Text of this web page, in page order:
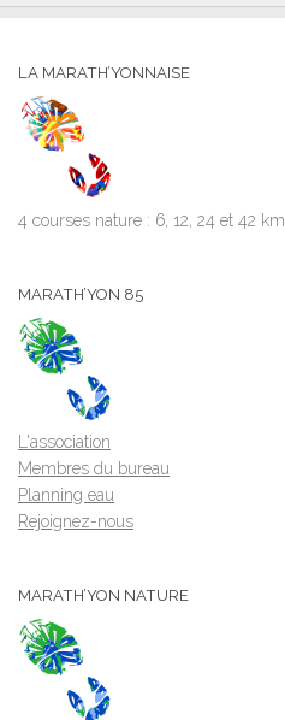
LA MARATH’YONNAISE
4 courses nature : 6, 12, 24 et 42 km
MARATH’YON 85
L'association
Membres du bureau
Planning eau
Rejoignez-nous
MARATH’YON NATURE